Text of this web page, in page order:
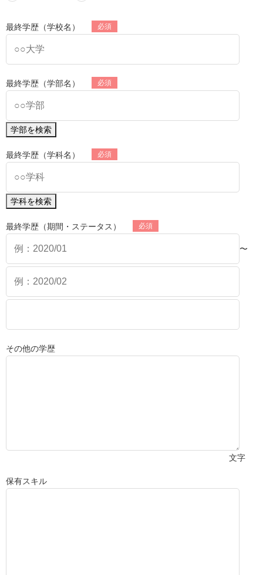
最終学歴（学校名）
最終学歴（学部名）
学部を検索
最終学歴（学科名）
学科を検索
最終学歴（期間・ステータス）
〜
その他の学歴
文字
保有スキル